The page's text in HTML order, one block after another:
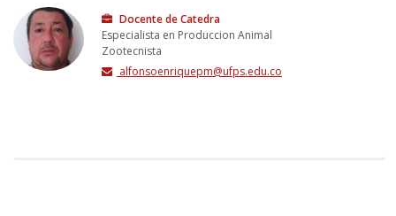
Docente de Catedra
Especialista en Produccion Animal
Zootecnista
alfonsoenriquepm@ufps.edu.co